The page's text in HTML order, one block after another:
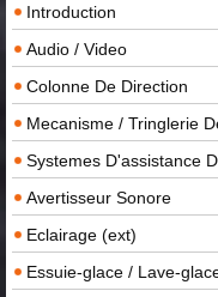
Introduction
Audio / Video
Colonne De Direction
Mecanisme / Tringlerie
Systemes D'assistance
Avertisseur Sonore
Eclairage (ext)
Essuie-glace / Lave-